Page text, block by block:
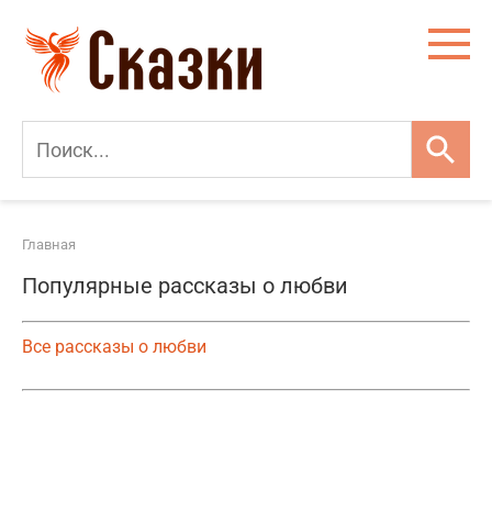
контенту
Главная
Популярные рассказы о любви
Все рассказы о любви